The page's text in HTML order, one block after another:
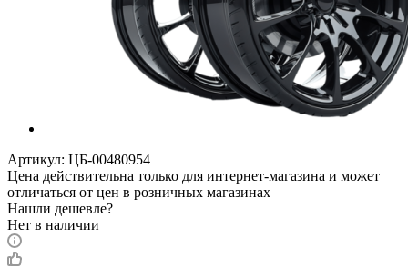
Артикул: ЦБ-00480954
Цена действительна только для интернет-магазина и может
отличаться от цен в розничных магазинах
Нашли дешевле?
Нет в наличии